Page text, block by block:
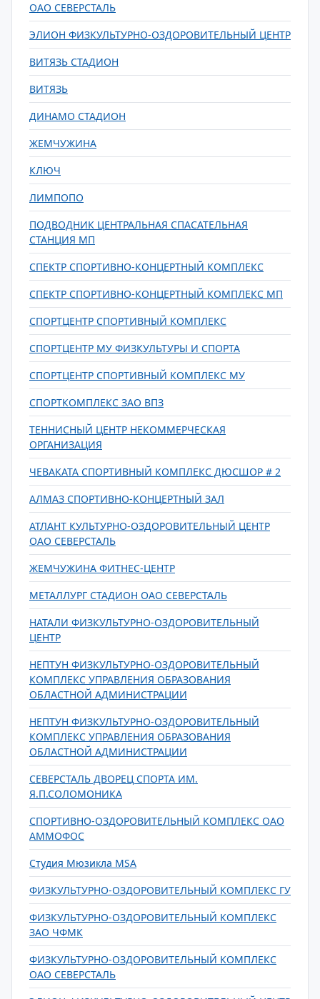
ОАО СЕВЕРСТАЛЬ
ЭЛИОН ФИЗКУЛЬТУРНО-ОЗДОРОВИТЕЛЬНЫЙ ЦЕНТР
ВИТЯЗЬ СТАДИОН
ВИТЯЗЬ
ДИНАМО СТАДИОН
ЖЕМЧУЖИНА
КЛЮЧ
ЛИМПОПО
ПОДВОДНИК ЦЕНТРАЛЬНАЯ СПАСАТЕЛЬНАЯ
СТАНЦИЯ МП
СПЕКТР СПОРТИВНО-КОНЦЕРТНЫЙ КОМПЛЕКС
СПЕКТР СПОРТИВНО-КОНЦЕРТНЫЙ КОМПЛЕКС МП
СПОРТЦЕНТР СПОРТИВНЫЙ КОМПЛЕКС
СПОРТЦЕНТР МУ ФИЗКУЛЬТУРЫ И СПОРТА
СПОРТЦЕНТР СПОРТИВНЫЙ КОМПЛЕКС МУ
СПОРТКОМПЛЕКС ЗАО ВПЗ
ТЕННИСНЫЙ ЦЕНТР НЕКОММЕРЧЕСКАЯ
ОРГАНИЗАЦИЯ
ЧЕВАКАТА СПОРТИВНЫЙ КОМПЛЕКС ДЮСШОР # 2
АЛМАЗ СПОРТИВНО-КОНЦЕРТНЫЙ ЗАЛ
АТЛАНТ КУЛЬТУРНО-ОЗДОРОВИТЕЛЬНЫЙ ЦЕНТР
ОАО СЕВЕРСТАЛЬ
ЖЕМЧУЖИНА ФИТНЕС-ЦЕНТР
МЕТАЛЛУРГ СТАДИОН ОАО СЕВЕРСТАЛЬ
НАТАЛИ ФИЗКУЛЬТУРНО-ОЗДОРОВИТЕЛЬНЫЙ
ЦЕНТР
НЕПТУН ФИЗКУЛЬТУРНО-ОЗДОРОВИТЕЛЬНЫЙ
КОМПЛЕКС УПРАВЛЕНИЯ ОБРАЗОВАНИЯ
ОБЛАСТНОЙ АДМИНИСТРАЦИИ
НЕПТУН ФИЗКУЛЬТУРНО-ОЗДОРОВИТЕЛЬНЫЙ
КОМПЛЕКС УПРАВЛЕНИЯ ОБРАЗОВАНИЯ
ОБЛАСТНОЙ АДМИНИСТРАЦИИ
СЕВЕРСТАЛЬ ДВОРЕЦ СПОРТА ИМ.
Я.П.СОЛОМОНИКА
СПОРТИВНО-ОЗДОРОВИТЕЛЬНЫЙ КОМПЛЕКС ОАО
АММОФОС
Студия Мюзикла MSA
ФИЗКУЛЬТУРНО-ОЗДОРОВИТЕЛЬНЫЙ КОМПЛЕКС ГУ
ФИЗКУЛЬТУРНО-ОЗДОРОВИТЕЛЬНЫЙ КОМПЛЕКС
ЗАО ЧФМК
ФИЗКУЛЬТУРНО-ОЗДОРОВИТЕЛЬНЫЙ КОМПЛЕКС
ОАО СЕВЕРСТАЛЬ